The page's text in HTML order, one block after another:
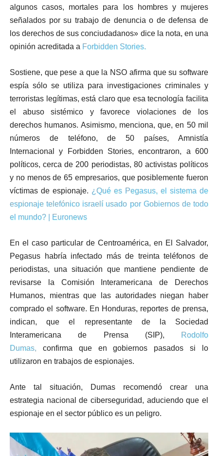
algunos casos, mortales para los hombres y mujeres
señalados por su trabajo de denuncia o de defensa de
los derechos de sus conciudadanos» dice la nota, en una
opinión acreditada a Forbidden Stories.
Sostiene, que pese a que la NSO afirma que su software
espía sólo se utiliza para investigaciones criminales y
terroristas legítimas, está claro que esa tecnología facilita
el abuso sistémico y favorece violaciones de los
derechos humanos. Asimismo, menciona, que, en 50 mil
números de teléfono, de 50 países, Amnistía
Internacional y Forbidden Stories, encontraron, a 600
políticos, cerca de 200 periodistas, 80 activistas políticos
y no menos de 65 empresarios, que posiblemente fueron
víctimas de espionaje. ¿Qué es Pegasus, el sistema de
espionaje telefónico israelí usado por Gobiernos de todo
el mundo? | Euronews
En el caso particular de Centroamérica, en El Salvador,
Pegasus habría infectado más de treinta teléfonos de
periodistas, una situación que mantiene pendiente de
revisarse la Comisión Interamericana de Derechos
Humanos, mientras que las autoridades niegan haber
comprado el software. En Honduras, reportes de prensa,
indican, que el representante de la Sociedad
Interamericana de Prensa (SIP),
Rodolfo
Dumas, confirma que en gobiernos pasados si lo
utilizaron en trabajos de espionajes.
Ante tal situación, Dumas recomendó crear una
estrategia nacional de ciberseguridad, aduciendo que el
espionaje en el sector público es un peligro.